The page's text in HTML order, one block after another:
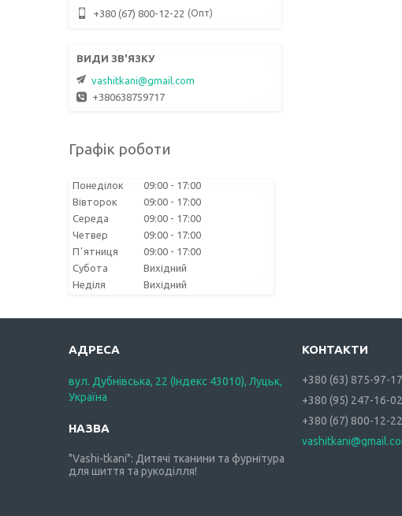
+380 (67) 800-12-22 Опт
vashitkani@gmail.com
+380638759717
Графік роботи
Понеділок 09:00
17:00
Вівторок
09:00
17:00
Середа
09:00
17:00
Четвер
09:00
17:00
Пʼятниця
09:00
17:00
Субота
Вихідний
Неділя
Вихідний
вул. Дубнівська, 22 (Індекс 43010), Луцьк,
Україна
"Vashi-tkani": Дитячі тканини та фурнітура
для шиття та рукоділля!
+380 (63) 875-97-17
+380 (95) 247-16-02
+380 (67) 800-12-22